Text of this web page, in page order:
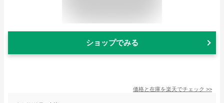
ショップでみる
価格と在庫を楽天でチェック >>